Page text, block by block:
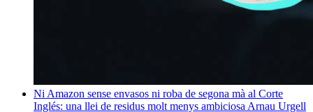
Ni Amazon sense envasos ni roba de segona mà al Corte
Inglés: una llei de residus molt menys ambiciosa Arnau Urgell